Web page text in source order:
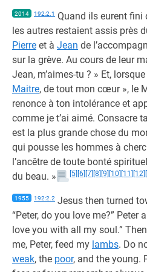
2014 192:2.1 Quand ils eurent fini
les autres restaient assis près
Pierre et à Jean de
sur la grève. Au cours de leur
Jean, m’aimes-tu ? » Et,
Maitre, de tout mon cœur », le
renonce à ton intolérance et
comme je t’ai aimé. Consacre
est la plus grande chose du
qui pousse les hommes à
l’ancêtre de toute bonté
du beau. »
[5] [6] [7] [8] [9] [10] [11] [12]
1955 192:2.2 Jesus then turned
“Peter, do you love me?” Peter
love you with all my soul.”
me, Peter, feed my lambs. Do
weak, the poor, and the young.